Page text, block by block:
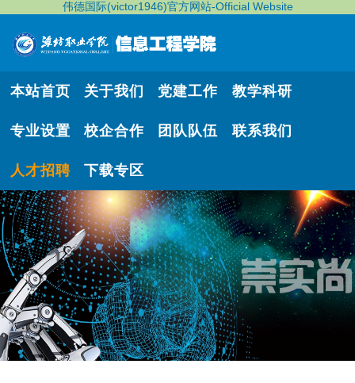
伟德国际(victor1946)官方网站-Official Website
本站首页 关于我们 党建工作 教学科研
专业设置 校企合作 团队队伍 联系我们
人才招聘 下载专区